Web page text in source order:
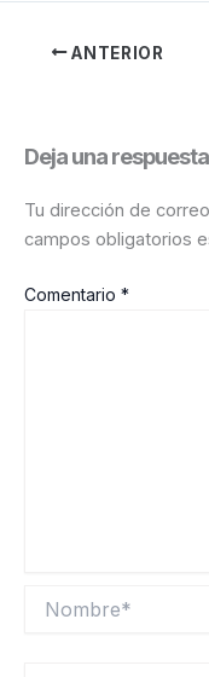
ANTERIOR
Deja una respuesta
Tu dirección de
campos obligatorios
Comentario *